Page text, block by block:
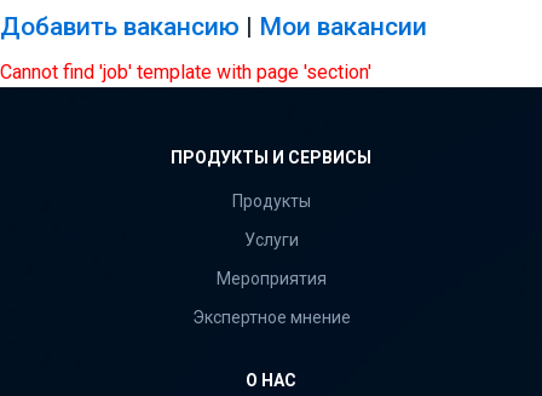
Добавить вакансию | Мои вакансии
Cannot find 'job' template with page 'section'
ПРОДУКТЫ И СЕРВИСЫ
Продукты
Услуги
Мероприятия
Экспертное мнение
О НАС